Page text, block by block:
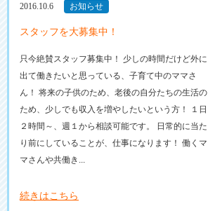
2016.10.6 お知らせ
スタッフを大募集中！
只今絶賛スタッフ募集中！ 少しの時間だけど外に
出て働きたいと思っている、子育て中のママさ
ん！ 将来の子供のため、老後の自分たちの生活の
ため、少しでも収入を増やしたいという方！ １日
２時間～、週１から相談可能です。 日常的に当た
り前にしていることが、仕事になります！ 働くマ
マさんや共働き...
続きはこちら